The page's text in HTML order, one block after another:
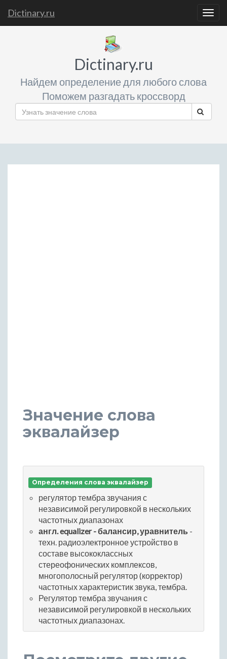
Dictinary.ru
Dictinary.ru
Найдем определение для любого слова
Поможем разгадать кроссворд
Значение слова
эквалайзер
Определения слова эквалайзер
регулятор тембра звучания с
независимой регулировкой в нескольких
частотных диапазонах
англ. equalizer - балансир, уравнитель -
техн. радиоэлектронное устройство в
составе высококлассных
стереофонических комплексов,
многополосный регулятор (корректор)
частотных характеристик звука, тембра.
Регулятор тембра звучания с
независимой регулировкой в нескольких
частотных диапазонах.